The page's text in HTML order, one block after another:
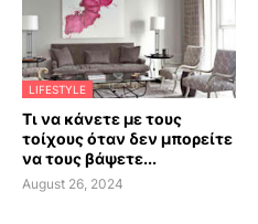
LIFESTYLE
Τι να κάνετε με τους
τοίχους όταν δεν μπορείτε
να τους βάψετε...
August 26, 2024